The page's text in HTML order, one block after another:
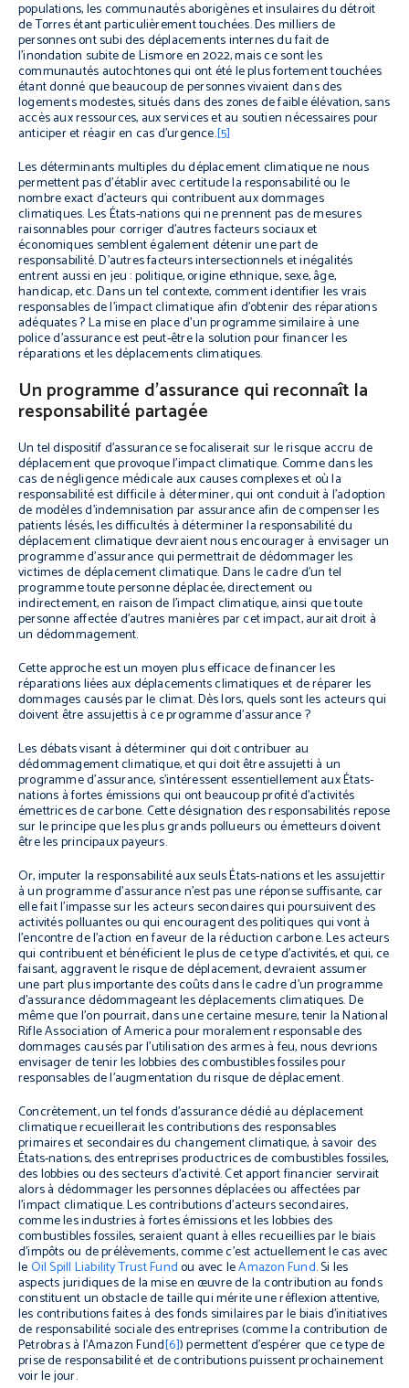
populations, les communautés aborigènes et insulaires du détroit
de Torres étant particulièrement touchées. Des milliers de
personnes ont subi des déplacements internes du fait de
l’inondation subite de Lismore en 2022, mais ce sont les
communautés autochtones qui ont été le plus fortement touchées
étant donné que beaucoup de personnes vivaient dans des
logements modestes, situés dans des zones de faible élévation, sans
accès aux ressources, aux services et au soutien nécessaires pour
anticiper et réagir en cas d’urgence.[5]
Les déterminants multiples du déplacement climatique ne nous
permettent pas d’établir avec certitude la responsabilité ou le
nombre exact d’acteurs qui contribuent aux dommages
climatiques. Les États-nations qui ne prennent pas de mesures
raisonnables pour corriger d’autres facteurs sociaux et
économiques semblent également détenir une part de
responsabilité. D’autres facteurs intersectionnels et inégalités
entrent aussi en jeu : politique, origine ethnique, sexe, âge,
handicap, etc. Dans un tel contexte, comment identifier les vrais
responsables de l’impact climatique afin d’obtenir des réparations
adéquates ? La mise en place d’un programme similaire à une
police d’assurance est peut-être la solution pour financer les
réparations et les déplacements climatiques.
Un programme d’assurance qui reconnaît la
responsabilité partagée
Un tel dispositif d’assurance se focaliserait sur le risque accru de
déplacement que provoque l’impact climatique. Comme dans les
cas de négligence médicale aux causes complexes et où la
responsabilité est difficile à déterminer, qui ont conduit à l’adoption
de modèles d’indemnisation par assurance afin de compenser les
patients lésés, les difficultés à déterminer la responsabilité du
déplacement climatique devraient nous encourager à envisager un
programme d’assurance qui permettrait de dédommager les
victimes de déplacement climatique. Dans le cadre d’un tel
programme toute personne déplacée, directement ou
indirectement, en raison de l’impact climatique, ainsi que toute
personne affectée d’autres manières par cet impact, aurait droit à
un dédommagement.
Cette approche est un moyen plus efficace de financer les
réparations liées aux déplacements climatiques et de réparer les
dommages causés par le climat. Dès lors, quels sont les acteurs qui
doivent être assujettis à ce programme d’assurance ?
Les débats visant à déterminer qui doit contribuer au
dédommagement climatique, et qui doit être assujetti à un
programme d’assurance, s’intéressent essentiellement aux États-
nations à fortes émissions qui ont beaucoup profité d’activités
émettrices de carbone. Cette désignation des responsabilités repose
sur le principe que les plus grands pollueurs ou émetteurs doivent
être les principaux payeurs.
Or, imputer la responsabilité aux seuls États-nations et les assujettir
à un programme d’assurance n’est pas une réponse suffisante, car
elle fait l’impasse sur les acteurs secondaires qui poursuivent des
activités polluantes ou qui encouragent des politiques qui vont à
l’encontre de l’action en faveur de la réduction carbone. Les acteurs
qui contribuent et bénéficient le plus de ce type d’activités, et qui, ce
faisant, aggravent le risque de déplacement, devraient assumer
une part plus importante des coûts dans le cadre d’un programme
d’assurance dédommageant les déplacements climatiques. De
même que l’on pourrait, dans une certaine mesure, tenir la National
Rifle Association of America pour moralement responsable des
dommages causés par l’utilisation des armes à feu, nous devrions
envisager de tenir les lobbies des combustibles fossiles pour
responsables de l’augmentation du risque de déplacement.
Concrètement, un tel fonds d’assurance dédié au déplacement
climatique recueillerait les contributions des responsables
primaires et secondaires du changement climatique, à savoir des
États-nations, des entreprises productrices de combustibles fossiles,
des lobbies ou des secteurs d’activité. Cet apport financier servirait
alors à dédommager les personnes déplacées ou affectées par
l’impact climatique. Les contributions d’acteurs secondaires,
comme les industries à fortes émissions et les lobbies des
combustibles fossiles, seraient quant à elles recueillies par le biais
d’impôts ou de prélèvements, comme c’est actuellement le cas avec
leOil Spill Liability Trust Fundou avec leAmazon Fund. Si les
aspects juridiques de la mise en œuvre de la contribution au fonds
constituent un obstacle de taille qui mérite une réflexion attentive,
les contributions faites à des fonds similaires par le biais d’initiatives
de responsabilité sociale des entreprises (comme la contribution de
Petrobras à l’Amazon Fund[6]) permettent d’espérer que ce type de
prise de responsabilité et de contributions puissent prochainement
voir le jour.